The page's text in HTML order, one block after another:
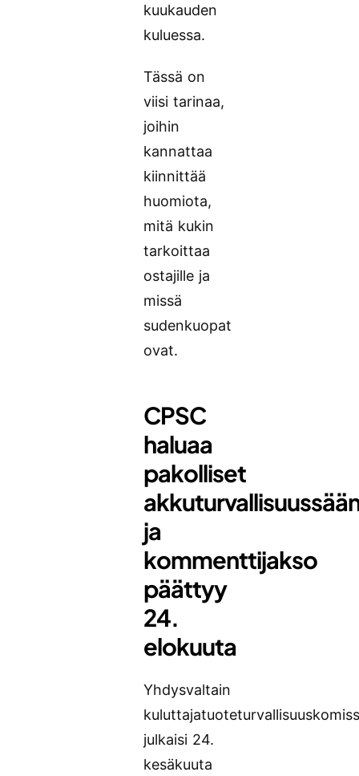
kuukauden
kuluessa.
Tässä on
viisi tarinaa,
joihin
kannattaa
kiinnittää
huomiota,
mitä kukin
tarkoittaa
ostajille ja
missä
sudenkuopat
ovat.
CPSC
haluaa
pakolliset
ja
kommenttijakso
päättyy
24.
elokuuta
Yhdysvaltain
julkaisi 24.
kesäkuuta